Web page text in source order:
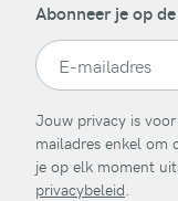
Abonneer je op
Jouw privacy is
mailadres enkel om
je op elk moment
privacybeleid.